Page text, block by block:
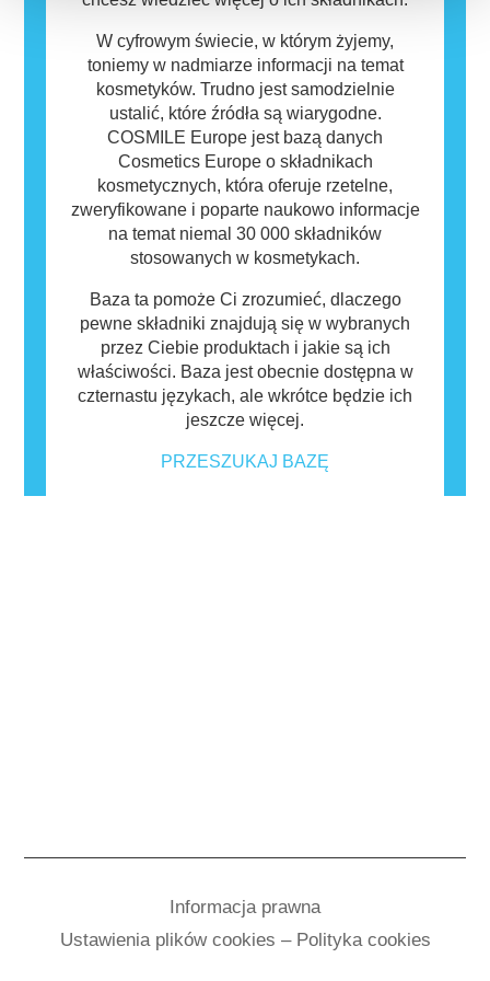
W cyfrowym świecie, w którym żyjemy,
toniemy w nadmiarze informacji na temat
kosmetyków. Trudno jest samodzielnie
ustalić, które źródła są wiarygodne.
COSMILE Europe jest bazą danych
Cosmetics Europe o składnikach
kosmetycznych, która oferuje rzetelne,
zweryfikowane i poparte naukowo informacje
na temat niemal 30 000 składników
stosowanych w kosmetykach.
Baza ta pomoże Ci zrozumieć, dlaczego
pewne składniki znajdują się w wybranych
przez Ciebie produktach i jakie są ich
właściwości. Baza jest obecnie dostępna w
czternastu językach, ale wkrótce będzie ich
jeszcze więcej.
PRZESZUKAJ BAZĘ
Informacja prawna
Ustawienia plików cookies – Polityka cookies